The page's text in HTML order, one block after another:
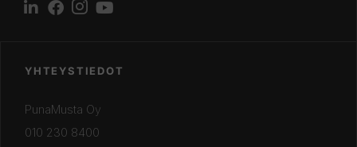
YHTEYSTIEDOT
PunaMusta Oy
010 230 8400